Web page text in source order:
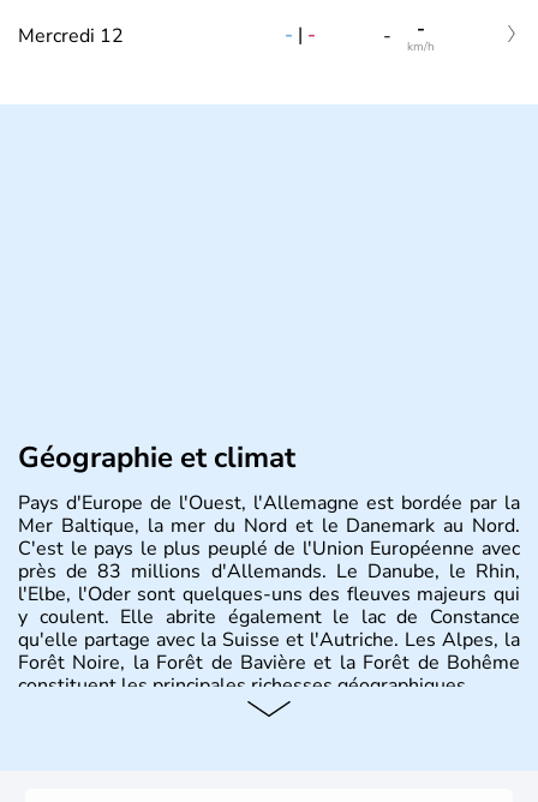
Mercredi 12 - | - - -
km/h
Géographie et climat
Pays d'Europe de l'Ouest, l'Allemagne est bordée par la
Mer Baltique, la mer du Nord et le Danemark au Nord.
C'est le pays le plus peuplé de l'Union Européenne avec
près de 83 millions d'Allemands. Le Danube, le Rhin,
l'Elbe, l'Oder sont quelques-uns des fleuves majeurs qui
y coulent. Elle abrite également le lac de Constance
qu'elle partage avec la Suisse et l'Autriche. Les Alpes, la
Forêt Noire, la Forêt de Bavière et la Forêt de Bohême
constituent les principales richesses géographiques.